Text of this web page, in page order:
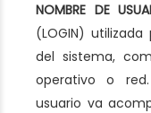
NOMBRE DE
(LOGIN) utilizada
del sistema,
operativo o
usuario va